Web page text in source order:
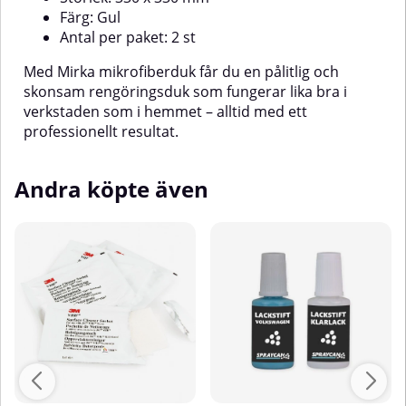
Färg: Gul
Antal per paket: 2 st
Med Mirka mikrofiberduk får du en pålitlig och
skonsam rengöringsduk som fungerar lika bra i
verkstaden som i hemmet – alltid med ett
professionellt resultat.
Andra köpte även